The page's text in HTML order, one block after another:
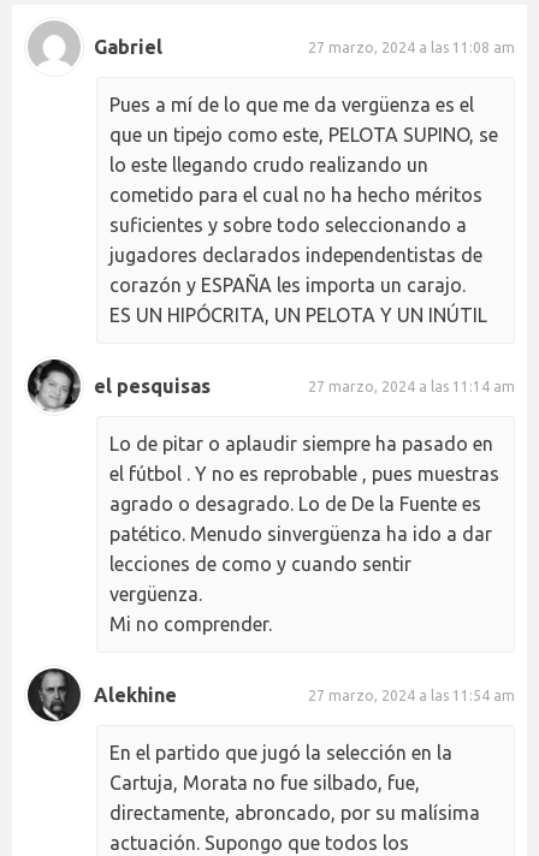
Gabriel 27 marzo, 2024 a las 11:08 am
Pues a mí de lo que me da vergüenza es el
que un tipejo como este, PELOTA SUPINO, se
lo este llegando crudo realizando un
cometido para el cual no ha hecho méritos
suficientes y sobre todo seleccionando a
jugadores declarados independentistas de
corazón y ESPAÑA les importa un carajo.
ES UN HIPÓCRITA, UN PELOTA Y UN INÚTIL
el pesquisas 27 marzo, 2024 a las 11:14 am
Lo de pitar o aplaudir siempre ha pasado en
el fútbol . Y no es reprobable , pues muestras
agrado o desagrado. Lo de De la Fuente es
patético. Menudo sinvergüenza ha ido a dar
lecciones de como y cuando sentir
vergüenza.
Mi no comprender.
Alekhine 27 marzo, 2024 a las 11:54 am
En el partido que jugó la selección en la
Cartuja, Morata no fue silbado, fue,
directamente, abroncado, por su malísima
actuación. Supongo que todos los